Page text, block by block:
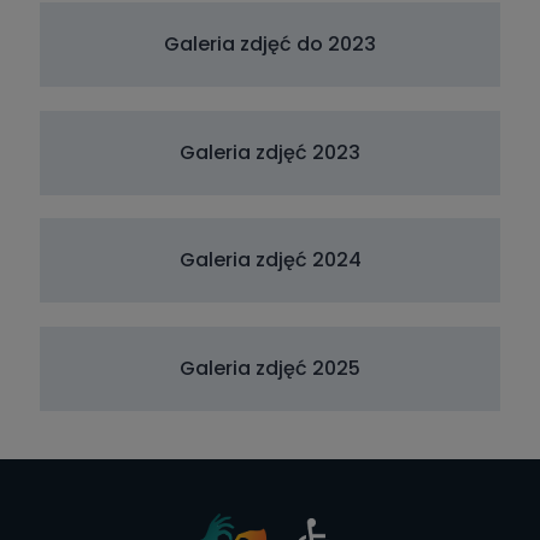
Galeria zdjęć do 2023
Galeria zdjęć 2023
Galeria zdjęć 2024
Galeria zdjęć 2025